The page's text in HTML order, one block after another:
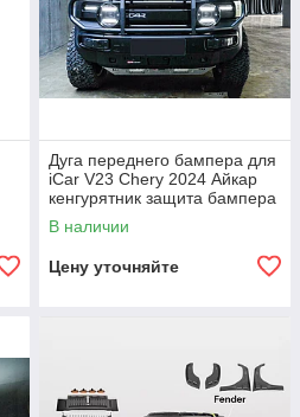
Дуга переднего бампера для
iCar V23 Chery 2024 Айкар
кенгурятник защита бампера
В наличии
Цену уточняйте